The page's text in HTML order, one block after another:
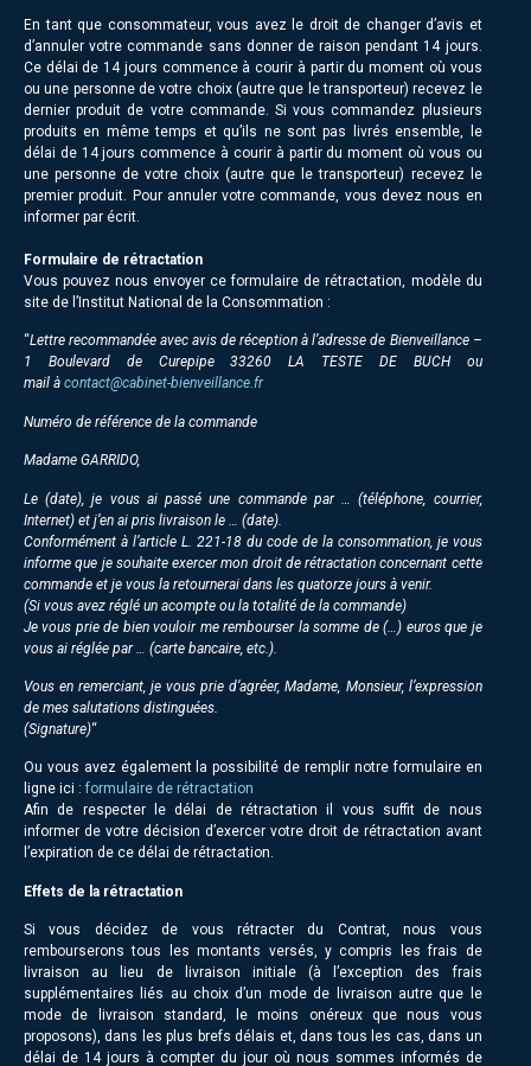
En tant que consommateur, vous avez le droit de changer d’avis et
d’annuler votre commande sans donner de raison pendant 14 jours.
Ce délai de 14 jours commence à courir à partir du moment où vous
ou une personne de votre choix (autre que le transporteur) recevez le
dernier produit de votre commande. Si vous commandez plusieurs
produits en même temps et qu’ils ne sont pas livrés ensemble, le
délai de 14 jours commence à courir à partir du moment où vous ou
une personne de votre choix (autre que le transporteur) recevez le
premier produit. Pour annuler votre commande, vous devez nous en
informer par écrit.
Formulaire de rétractation
Vous pouvez nous envoyer ce formulaire de rétractation, modèle du
site de l’Institut National de la Consommation :
“Lettre recommandée avec avis de réception à l’adresse de Bienveillance –
1 Boulevard de Curepipe 33260 LA TESTE DE BUCH ou
mail à contact@cabinet-bienveillance.fr
Numéro de référence de la commande
Madame GARRIDO,
Le (date), je vous ai passé une commande par … (téléphone, courrier,
Internet) et j’en ai pris livraison le … (date).
Conformément à l’article L. 221-18 du code de la consommation, je vous
informe que je souhaite exercer mon droit de rétractation concernant cette
commande et je vous la retournerai dans les quatorze jours à venir.
(Si vous avez réglé un acompte ou la totalité de la commande)
Je vous prie de bien vouloir me rembourser la somme de (…) euros que je
vous ai réglée par … (carte bancaire, etc.).
Vous en remerciant, je vous prie d’agréer, Madame, Monsieur, l’expression
de mes salutations distinguées.
(Signature)“
Ou vous avez également la possibilité de remplir notre formulaire en
ligne ici : formulaire de rétractation
Afin de respecter le délai de rétractation il vous suffit de nous
informer de votre décision d’exercer votre droit de rétractation avant
l’expiration de ce délai de rétractation.
Effets de la rétractation
Si vous décidez de vous rétracter du Contrat, nous vous
rembourserons tous les montants versés, y compris les frais de
livraison au lieu de livraison initiale (à l’exception des frais
supplémentaires liés au choix d’un mode de livraison autre que le
mode de livraison standard, le moins onéreux que nous vous
proposons), dans les plus brefs délais et, dans tous les cas, dans un
délai de 14 jours à compter du jour où nous sommes informés de